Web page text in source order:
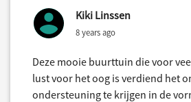
Kiki Linssen
8 years ago
Deze mooie buurttuin die voor
lust voor het oog is verdiend het
ondersteuning te krijgen in de